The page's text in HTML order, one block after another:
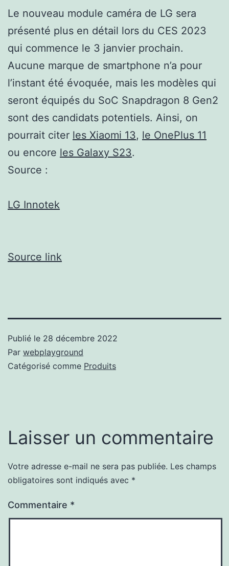
Le nouveau module caméra de LG sera
présenté plus en détail lors du CES 2023
qui commence le 3 janvier prochain.
Aucune marque de smartphone n’a pour
l’instant été évoquée, mais les modèles qui
seront équipés du SoC Snapdragon 8 Gen2
sont des candidats potentiels. Ainsi, on
pourrait citer les Xiaomi 13, le OnePlus 11
ou encore les Galaxy S23.
Source :
LG Innotek
Source link
Publié le 28 décembre 2022
Par webplayground
Catégorisé comme Produits
Laisser un commentaire
Votre adresse e-mail ne sera pas publiée. Les champs
obligatoires sont indiqués avec *
Commentaire *